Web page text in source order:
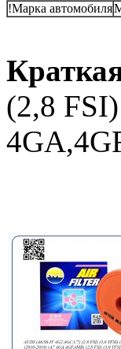
!Марка автомобиля
(2,8